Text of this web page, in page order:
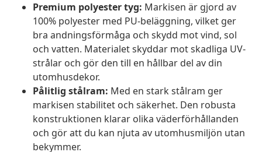
Premium polyester tyg: Markisen är gjord av
100% polyester med PU-beläggning, vilket ger
bra andningsförmåga och skydd mot vind, sol
och vatten. Materialet skyddar mot skadliga UV-
strålar och gör den till en hållbar del av din
utomhusdekor.
Pålitlig stålram: Med en stark stålram ger
markisen stabilitet och säkerhet. Den robusta
konstruktionen klarar olika väderförhållanden
och gör att du kan njuta av utomhusmiljön utan
bekymmer.